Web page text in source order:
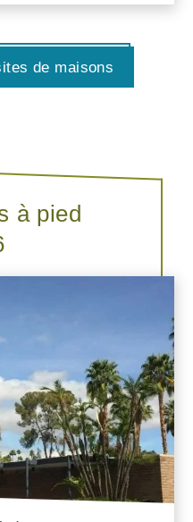
de maisons
à pied